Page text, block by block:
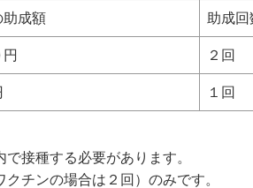
助成額 助成回
２回
１回
接種する必要があります。
チンの場合は２回）のみです。